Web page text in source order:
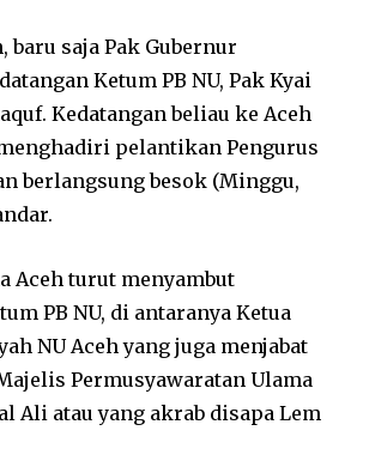
baru saja Pak Gubernur
Ketum PB NU, Pak Kyai
Kedatangan beliau ke Aceh
pelantikan Pengurus
berlangsung besok (Minggu,
Aceh turut menyambut
PB NU, di antaranya Ketua
NU Aceh yang juga menjabat
Permusyawaratan Ulama
Ali atau yang akrab disapa Lem